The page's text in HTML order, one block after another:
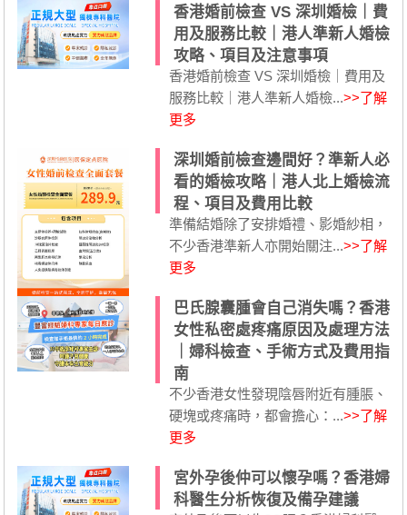
香港婚前檢查 VS 深圳婚檢｜費
用及服務比較｜港人準新人婚檢
攻略、項目及注意事項
香港婚前檢查 VS 深圳婚檢｜費用及
服務比較｜港人準新人婚檢...>>了解
更多
深圳婚前檢查邊間好？準新人必
看的婚檢攻略｜港人北上婚檢流
程、項目及費用比較
準備結婚除了安排婚禮、影婚紗相，
不少香港準新人亦開始關注...>>了解
更多
巴氏腺囊腫會自己消失嗎？香港
女性私密處疼痛原因及處理方法
｜婦科檢查、手術方式及費用指
南
不少香港女性發現陰唇附近有腫脹、
硬塊或疼痛時，都會擔心：...>>了解
更多
宮外孕後仲可以懷孕嗎？香港婦
科醫生分析恢復及備孕建議